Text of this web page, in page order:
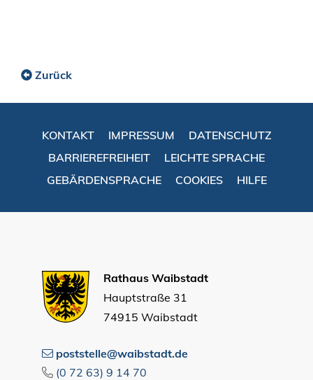
Zurück
KONTAKT IMPRESSUM
DATENSCHUTZ
BARRIEREFREIHEIT
LEICHTE SPRACHE
GEBÄRDENSPRACHE
COOKIES HILFE
Rathaus Waibstadt
Hauptstraße 31
74915 Waibstadt
poststelle@waibstadt.de
(0 72 63) 9 14 70